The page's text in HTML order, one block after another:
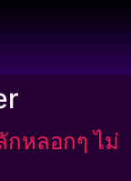
กหลอกๆ ไม่